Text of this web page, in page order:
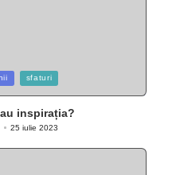
sfaturi
inspirația?
25 iulie 2023